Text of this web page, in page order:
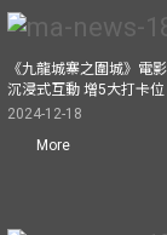
《九龍城寨之圍城》電
沉浸式互動 增5大打卡
2024-12-18
More